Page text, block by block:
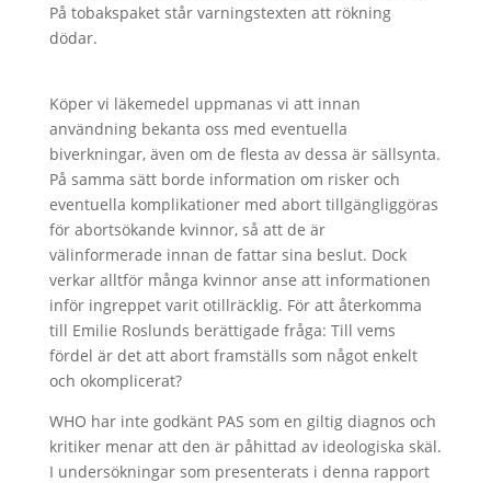
På tobakspaket står varningstexten att rökning
dödar.
Köper vi läkemedel uppmanas vi att innan
användning bekanta oss med eventuella
biverkningar, även om de flesta av dessa är sällsynta.
På samma sätt borde information om risker och
eventuella komplikationer med abort tillgängliggöras
för abortsökande kvinnor, så att de är
välinformerade innan de fattar sina beslut. Dock
verkar alltför många kvinnor anse att informationen
inför ingreppet varit otillräcklig. För att återkomma
till Emilie Roslunds berättigade fråga: Till vems
fördel är det att abort framställs som något enkelt
och okomplicerat?
WHO har inte godkänt PAS som en giltig diagnos och
kritiker menar att den är påhittad av ideologiska skäl.
I undersökningar som presenterats i denna rapport